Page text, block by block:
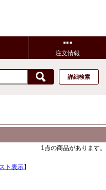
注文情報
詳細検索
1点の商品があります。
ト表示】